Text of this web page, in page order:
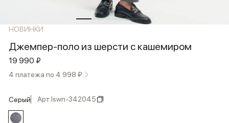
НОВИНКИ
Джемпер-поло из шерсти с кашемиром
19 990 ₽
4 платежа по 4 998 ₽
серый Арт.lswn-342045